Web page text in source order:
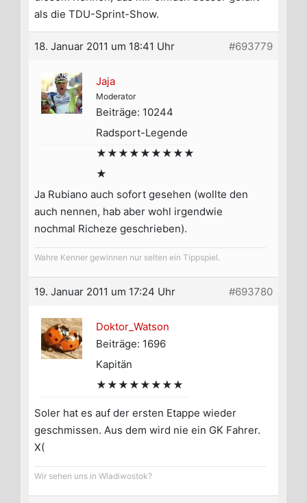
als die TDU-Sprint-Show.
18. Januar 2011 um 18:41 Uhr #693779
Jaja
Moderator
Beiträge: 10244
Radsport-Legende
★★★★★★★★★
★
Ja Rubiano auch sofort gesehen (wollte den
auch nennen, hab aber wohl irgendwie
nochmal Richeze geschrieben).
Wahre Kenner gewinnen nur selten ein Tippspiel.
19. Januar 2011 um 17:24 Uhr #693780
Doktor_Watson
Beiträge: 1696
Kapitän
★★★★★★★★
Soler hat es auf der ersten Etappe wieder
geschmissen. Aus dem wird nie ein GK Fahrer.
X(
Wir sehen uns in Wladiwostok?